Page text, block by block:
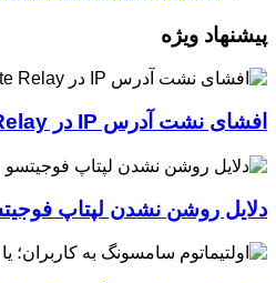
پیشنهاد ویژه
افشای نشت آدرس IP در iCloud Private Relay اپل؛ سیستم پاس‌کی چگونه حریم خصوصی کاربران را لو می‌دهد؟
دلایل روشن نشدن لپتاپ